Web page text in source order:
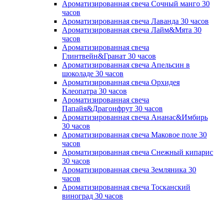
Ароматизированная свеча Сочный манго 30
часов
Ароматизированная свеча Лаванда 30 часов
Ароматизированная свеча Лайм&Мята 30
часов
Ароматизированная свеча
Глинтвейн&Гранат 30 часов
Ароматизированная свеча Апельсин в
шоколаде 30 часов
Ароматизированная свеча Орхидея
Клеопатра 30 часов
Ароматизированная свеча
Папайя&Драгонфрут 30 часов
Ароматизированная свеча Ананас&Имбирь
30 часов
Ароматизированная свеча Маковое поле 30
часов
Ароматизированная свеча Снежный кипарис
30 часов
Ароматизированная свеча Земляника 30
часов
Ароматизированная свеча Тосканский
виноград 30 часов